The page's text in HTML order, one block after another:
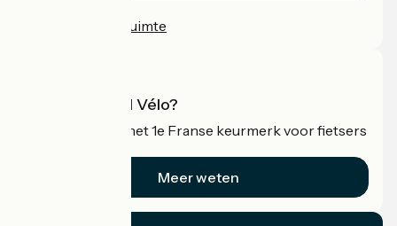
Professionele ruimte
Wat is Accueil Vélo?
Accueil Vélo is het 1e Franse keurmerk voor fietsers
Meer weten